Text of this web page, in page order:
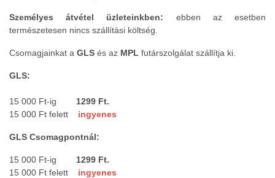
Személyes átvétel üzleteinkben: ebben az esetben
természetesen nincs szállítási költség.
Csomagjainkat a GLS és az MPL futárszolgálat szállítja ki.
GLS:
15 000 Ft-ig 1299 Ft.
15 000 Ft felett ingyenes
GLS Csomagpontnál:
15 000 Ft-ig 1299 Ft.
15 000 Ft felett ingyenes